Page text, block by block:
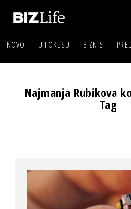
NOVO U FOKUSU BIZNIS
Najmanja Rubikova
Tag